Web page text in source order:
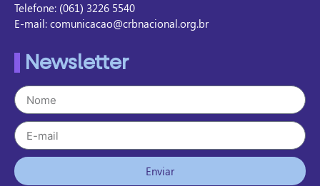
Telefone: (061) 3226 5540
E-mail: comunicacao@crbnacional.org.br
Newsletter
Enviar